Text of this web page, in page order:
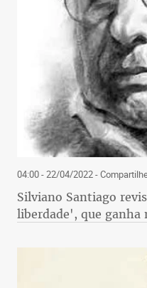
04:00 - 22/04/2022-
Silviano Santiago
liberdade', que ganha